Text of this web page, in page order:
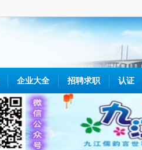
企业大全 招聘求职 认证